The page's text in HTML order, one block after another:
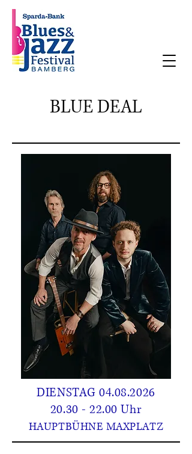
BLUE DEAL
DIENSTAG04.08.2026
20.30 - 22.00 Uhr
HAUPTBÜHNE MAXPLATZ